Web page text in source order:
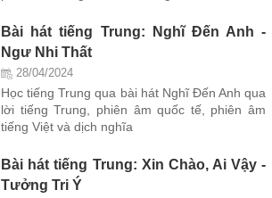
Bài hát tiếng Trung: Nghĩ Đến Anh -
Ngư Nhi Thất
28/04/2024
Học tiếng Trung qua bài hát Nghĩ Đến Anh qua
lời tiếng Trung, phiên âm quốc tế, phiên âm
tiếng Việt và dịch nghĩa
Bài hát tiếng Trung: Xin Chào, Ai Vậy -
Tưởng Tri Ý